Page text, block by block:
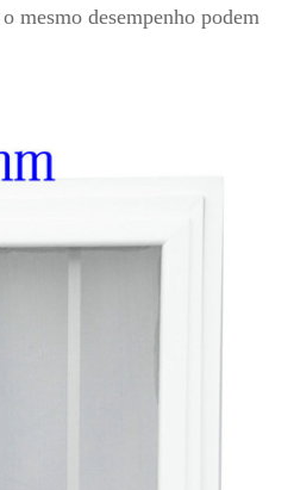
mesmo desempenho podem